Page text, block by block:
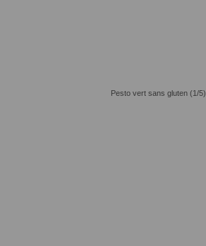
Pesto vert sans gluten (1/5)